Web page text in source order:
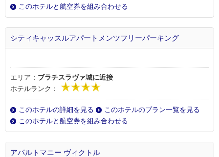
このホテルと航空券を組み合わせる
シティキャッスルアパートメンツフリーパーキング
エリア： ブラチスラヴァ城に近接
ホテルランク：
このホテルの詳細を見る
このホテルのプラン一覧を見る
このホテルと航空券を組み合わせる
アパルトマニー ヴィクトル